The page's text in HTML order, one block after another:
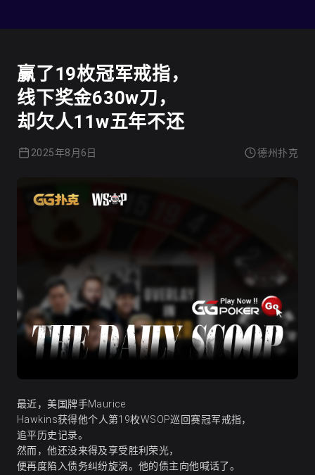
赢了19枚冠军戒指，
线下奖金630w刀，
却欠人11w五年不还
2025年8月6日 德州扑克
最近，美国牌手Maurice
Hawkins获得他个人第19枚WSOP巡回赛冠军戒指，
追平历史记录。
然而，他还没来得及享受胜利荣光，
便再度陷入债务纠纷旋涡。他的债主向他喊话了。